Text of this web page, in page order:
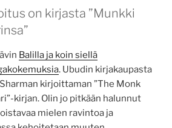
on kirjasta ”Munkki
Balilla ja koin siellä
. Ubudin kirjakaupasta
kirjoittaman ”The Monk
kirjan. Olin jo pitkään halunnut
mielen ravintoa ja